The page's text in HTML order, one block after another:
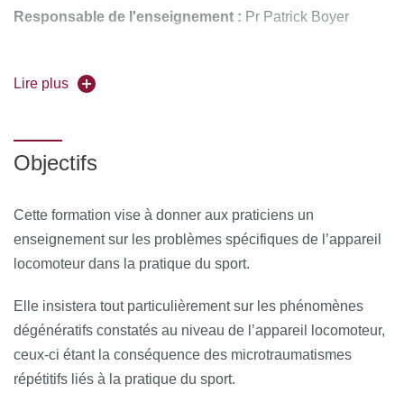
Responsable de l'enseignement : Pr Patrick Boyer
Pour vous inscrire, déposez votre candidature sur
Lire plus
Objectifs
Cette formation vise à donner aux praticiens un
enseignement sur les problèmes spécifiques de l’appareil
locomoteur dans la pratique du sport.
Elle insistera tout particulièrement sur les phénomènes
dégénératifs constatés au niveau de l’appareil locomoteur,
ceux-ci étant la conséquence des microtraumatismes
répétitifs liés à la pratique du sport.